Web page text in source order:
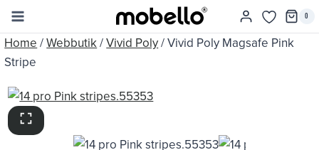
Skip
content
0
Home /Webbutik/Vivid Poly/Vivid Poly Magsafe Pink
Stripe